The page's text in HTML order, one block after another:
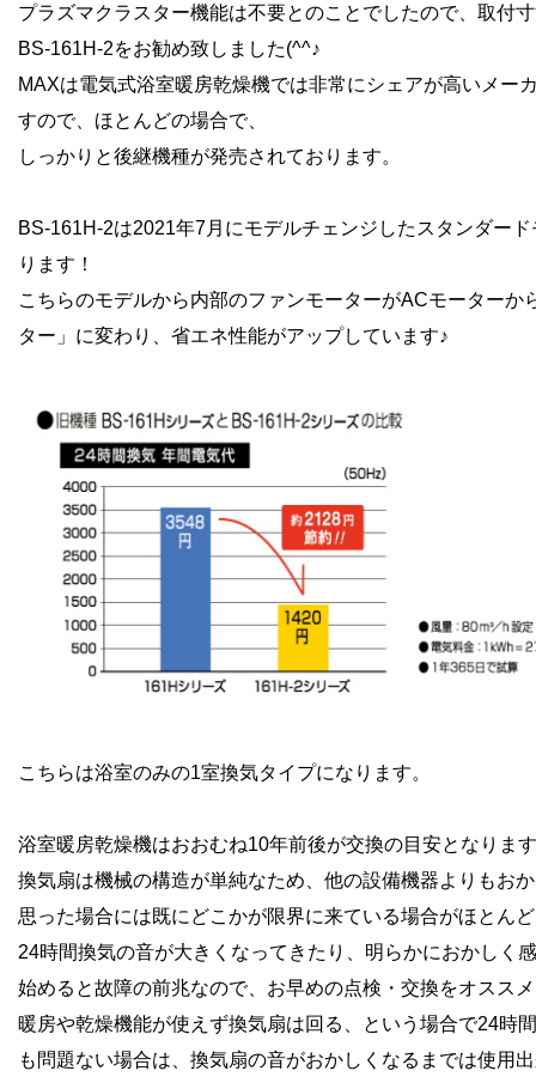
プラズマクラスター機能は不要とのことでしたので、取付
BS-161H-2をお勧め致しました(^^♪
MAXは電気式浴室暖房乾燥機では非常にシェアが高いメー
すので、ほとんどの場合で、
しっかりと後継機種が発売されております。
BS-161H-2は2021年7月にモデルチェンジしたスタンダー
ります！
こちらのモデルから内部のファンモーターがACモーターか
ター」に変わり、省エネ性能がアップしています♪
こちらは浴室のみの1室換気タイプになります。
浴室暖房乾燥機はおおむね10年前後が交換の目安となりま
換気扇は機械の構造が単純なため、他の設備機器よりもお
思った場合には既にどこかが限界に来ている場合がほとん
24時間換気の音が大きくなってきたり、明らかにおかしく
始めると故障の前兆なので、お早めの点検・交換をオスス
暖房や乾燥機能が使えず換気扇は回る、という場合で24時
も問題ない場合は、換気扇の音がおかしくなるまでは使用